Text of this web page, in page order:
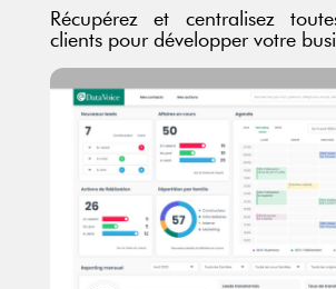
Récupérez et centralisez
clients pour développer votre